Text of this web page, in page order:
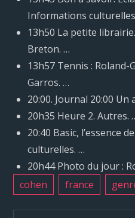
Informations
13h50 La petite
Breton. …
13h57 Tennis :
Garros. …
20:00. Journal 20:00 Un
20h35 Heure 2. Autres.
20:40 Basic, l’essence
culturelles. …
20h44 Photo du jour :
cohen
france